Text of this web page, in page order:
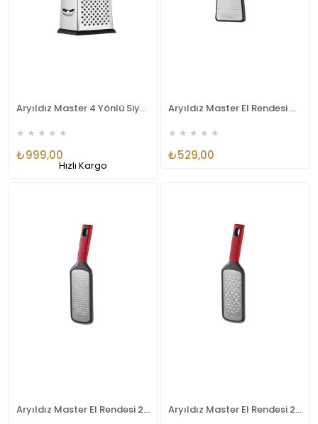
Aryıldız Master 4 Yönlü Siyah Rende AR250259
★ ★ ★ ★ ★
₺999,00
Hızlı Kargo
Aryıldız Master El Rendesi Ve Soyacak AR250136
★ ★ ★ ★ ★
₺529,00
Aryıldız Master El Rendesi 27x7 cm AR250174 Aryıldız Master El Rendesi 27x7 cm AR250181